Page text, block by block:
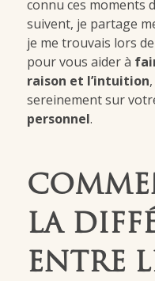
connu ces moments
suivent, je partage
je me trouvais lors
pour vous aider à
raison et l’intuition
sereinement sur
personnel.
LA
ENTRE